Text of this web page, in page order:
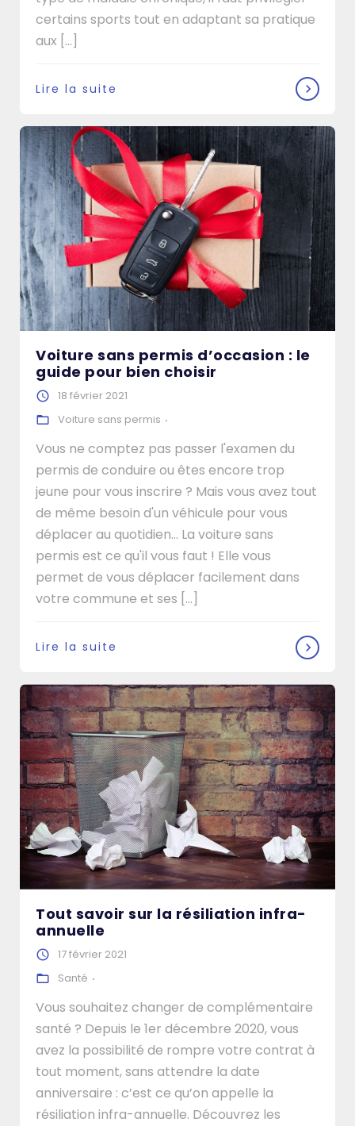
certains sports tout en adaptant sa pratique
aux [...]
Lire la suite
Voiture sans permis d’occasion : le
guide pour bien choisir
18 février 2021
Voiture sans permis
Vous ne comptez pas passer l'examen du
permis de conduire ou êtes encore trop
jeune pour vous inscrire ? Mais vous avez tout
de même besoin d'un véhicule pour vous
déplacer au quotidien... La voiture sans
permis est ce qu'il vous faut ! Elle vous
permet de vous déplacer facilement dans
votre commune et ses [...]
Lire la suite
Tout savoir sur la résiliation infra-
annuelle
17 février 2021
Santé
Vous souhaitez changer de complémentaire
santé ? Depuis le 1er décembre 2020, vous
avez la possibilité de rompre votre contrat à
tout moment, sans attendre la date
anniversaire : c’est ce qu’on appelle la
résiliation infra-annuelle. Découvrez les